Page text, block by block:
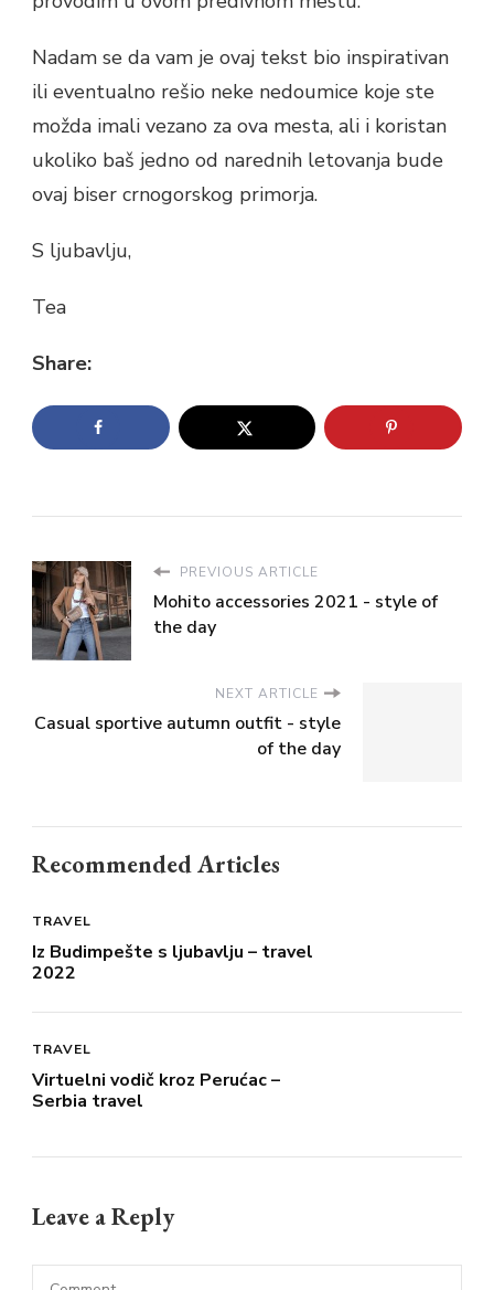
Nadam se da vam je ovaj tekst bio inspirativan
ili eventualno rešio neke nedoumice koje ste
možda imali vezano za ova mesta, ali i koristan
ukoliko baš jedno od narednih letovanja bude
ovaj biser crnogorskog primorja.
S ljubavlju,
Tea
Share:
PREVIOUS ARTICLE
Mohito accessories 2021 - style of
the day
NEXT ARTICLE
Casual sportive autumn outfit - style
of the day
Recommended Articles
TRAVEL
Iz Budimpešte s ljubavlju – travel
2022
TRAVEL
Virtuelni vodič kroz Perućac –
Serbia travel
Leave a Reply